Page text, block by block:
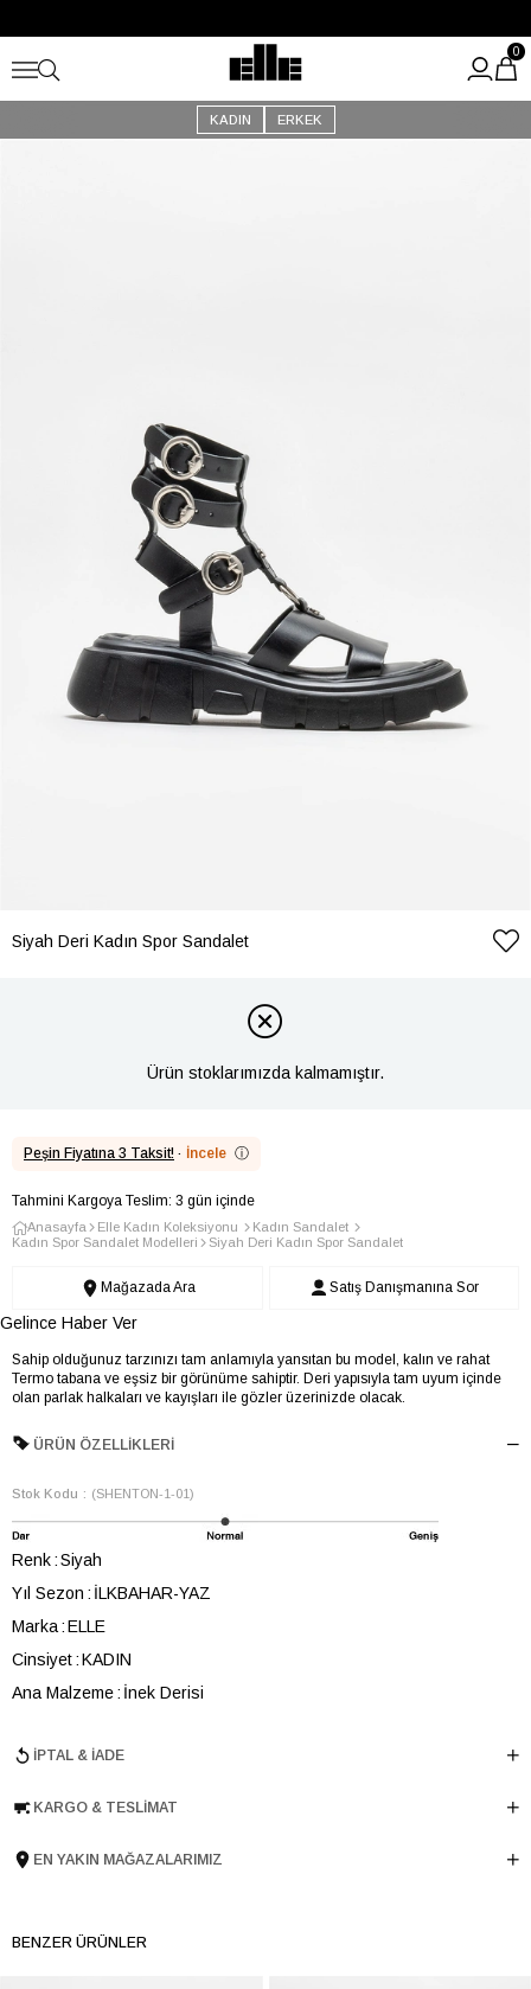
Kargo Ücretsiz!
KADIN ERKEK
0
Siyah Deri Kadın Spor Sandalet
Ürün stoklarımızda kalmamıştır.
Peşin Fiyatına 3 Taksit! · İncele ⓘ
Tahmini Kargoya Teslim: 3 gün içinde
Anasayfa Elle Kadın Koleksiyonu
Kadın Sandalet
Kadın Spor Sandalet Modelleri
Siyah Deri Kadın Spor Sandalet
Mağazada Ara Satış Danışmanına Sor
Gelince Haber Ver
Sahip olduğunuz tarzınızı tam anlamıyla yansıtan bu model, kalın ve rahat
Termo tabana ve eşsiz bir görünüme sahiptir. Deri yapısıyla tam uyum içinde
olan parlak halkaları ve kayışları ile gözler üzerinizde olacak.
ÜRÜN ÖZELLIKLERI
Stok Kodu (SHENTON-1-01)
Renk Siyah
Yıl Sezon
İLKBAHAR-YAZ
Marka ELLE
Cinsiyet KADIN
Ana Malzeme İnek Derisi
Topuk Boyu 4.5 cm
Tema Positive
İPTAL & İADE
KARGO & TESLIMAT
EN YAKIN MAĞAZALARIMIZ
BENZER ÜRÜNLER